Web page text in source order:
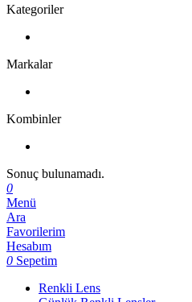
Kategoriler
Markalar
Kombinler
Sonuç bulunamadı.
0
Menü
Ara
Favorilerim
Hesabım
0 Sepetim
Renkli Lens